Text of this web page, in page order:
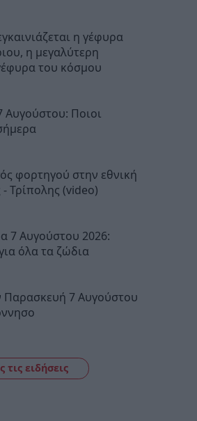
η γέφυρα
η μεγαλύτερη
του κόσμου
Αυγούστου: Ποιοι
φορτηγού στην εθνική
Τρίπολης (video)
7 Αυγούστου 2026:
όλα τα ζώδια
Παρασκευή 7 Αυγούστου
τις ειδήσεις